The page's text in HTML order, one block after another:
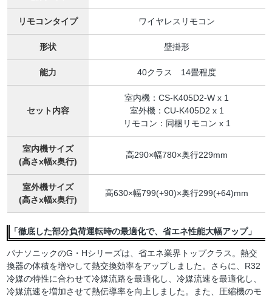
リモコンタイプ ワイヤレスリモコン
形状 壁掛形
能力 40クラス 14畳程度
セット内容
室内機：CS-K405D2-W x 1
室外機：CU-K405D2 x 1
リモコン：同梱リモコン x 1
室内機サイズ
(高さx幅x奥行)
高290×幅780×奥行229mm
室外機サイズ
(高さx幅x奥行)
高630×幅799(+90)×奥行299(+64)mm
「徹底した部分負荷運転時の最適化で、省エネ性能大幅アップ」
パナソニックのG・Hシリーズは、省エネ業界トップクラス。熱交
換器の体積を増やして熱交換効率をアップしました。さらに、R32
冷媒の特性に合わせて冷媒流路を最適化し、冷媒流速を最適化し、
冷媒流速を増加させて熱伝導率を向上しました。また、圧縮機のモ